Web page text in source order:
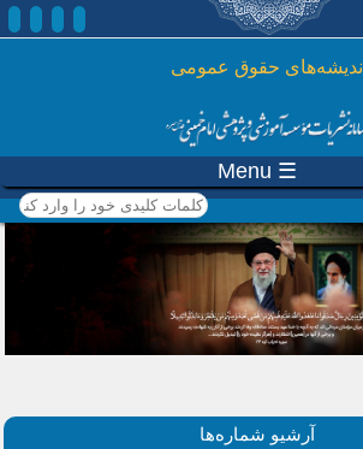
رفتن به محتوای اصلی
اندیشه‌های حقوق عمومی
☰ Menu
کلمات کلیدی خود را وارد
کنید
آرشیو شماره‌ها